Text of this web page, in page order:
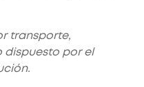
transporte,
dispuesto por el